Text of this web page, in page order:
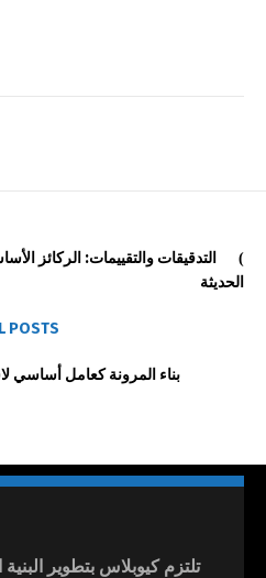
التدقيقات والتقييمات: الركائز
الحديثة
POSTS
بناء المرونة كعامل أساسي
تلتزم كيوبلاس بتطوير البنية